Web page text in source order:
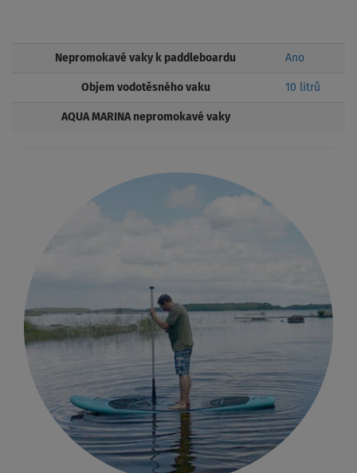
Nepromokavé vaky k paddleboardu Ano
Objem vodotěsného vaku 10 litrů
AQUA MARINA nepromokavé vaky